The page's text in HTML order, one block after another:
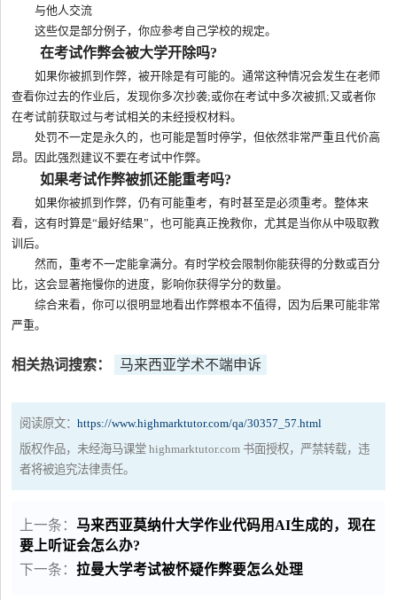
与他人交流
这些仅是部分例子，你应参考自己学校的规定。
在考试作弊会被大学开除吗?
如果你被抓到作弊，被开除是有可能的。通常这种情况会发生在老师
查看你过去的作业后，发现你多次抄袭;或你在考试中多次被抓;又或者你
在考试前获取过与考试相关的未经授权材料。
处罚不一定是永久的，也可能是暂时停学，但依然非常严重且代价高
昂。因此强烈建议不要在考试中作弊。
如果考试作弊被抓还能重考吗?
如果你被抓到作弊，仍有可能重考，有时甚至是必须重考。整体来
看，这有时算是“最好结果”，也可能真正挽救你，尤其是当你从中吸取教
训后。
然而，重考不一定能拿满分。有时学校会限制你能获得的分数或百分
比，这会显著拖慢你的进度，影响你获得学分的数量。
综合来看，你可以很明显地看出作弊根本不值得，因为后果可能非常
严重。
相关热词搜索： 马来西亚学术不端申诉
阅读原文：https://www.highmarktutor.com/qa/30357_57.html
版权作品，未经海马课堂 highmarktutor.com 书面授权，严禁转载，违
者将被追究法律责任。
上一条：马来西亚莫纳什大学作业代码用AI生成的，现在
要上听证会怎么办?
下一条：拉曼大学考试被怀疑作弊要怎么处理